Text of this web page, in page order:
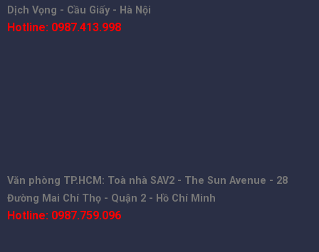
Dịch Vọng - Cầu Giấy - Hà Nội
Hotline: 0987.413.998
Văn phòng TP.HCM: Toà nhà SAV2 - The Sun Avenue - 28
Đường Mai Chí Thọ - Quận 2 - Hồ Chí Minh
Hotline: 0987.759.096